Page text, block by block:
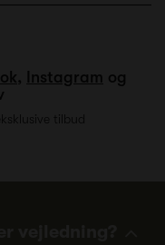
, Instagram og
tilbud